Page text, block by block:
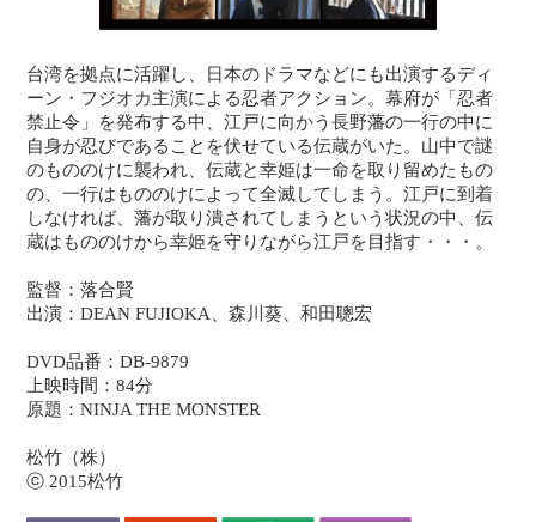
台湾を拠点に活躍し、日本のドラマなどにも出演するディ
ーン・フジオカ主演による忍者アクション。幕府が「忍者
禁止令」を発布する中、江戸に向かう長野藩の一行の中に
自身が忍びであることを伏せている伝蔵がいた。山中で謎
のもののけに襲われ、伝蔵と幸姫は一命を取り留めたもの
の、一行はもののけによって全滅してしまう。江戸に到着
しなければ、藩が取り潰されてしまうという状況の中、伝
蔵はもののけから幸姫を守りながら江戸を目指す・・・。
監督：落合賢
出演：DEAN FUJIOKA、森川葵、和田聰宏
DVD品番：DB-9879
上映時間：84分
原題：NINJA THE MONSTER
松竹（株）
ⓒ 2015松竹